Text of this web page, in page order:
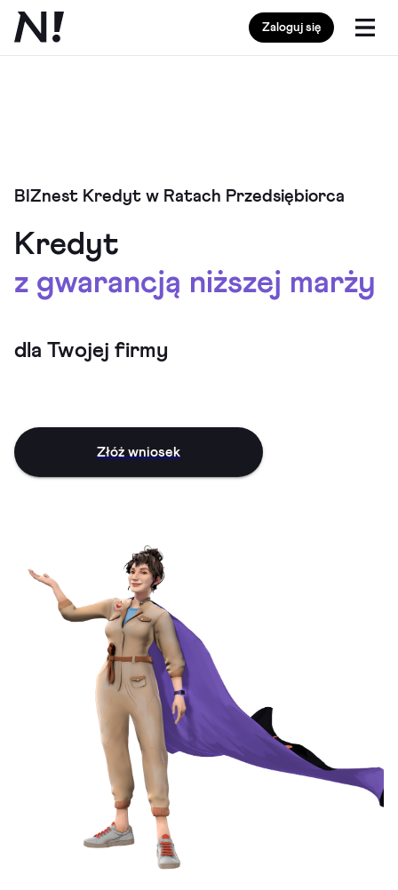
Zaloguj się
BIZnest Kredyt w Ratach Przedsiębiorca
Kredyt
z gwarancją niższej marży
dla Twojej firmy
Złóż wniosek